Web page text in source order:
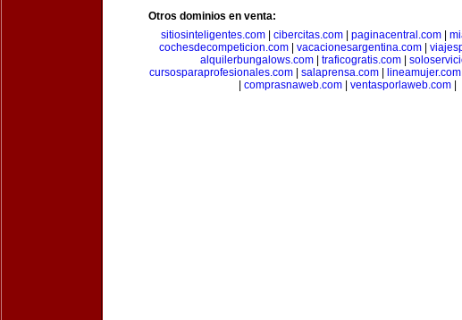
Otros dominios en venta:
sitiosinteligentes.com
cibercitas.com paginacentral.com
cochesdecompeticion.com
vacacionesargentina.com
alquilerbungalows.com| traficogratis.com|
cursosparaprofesionales.com
salaprensa.com lineamujer.com
comprasnaweb.com ventasporlaweb.com